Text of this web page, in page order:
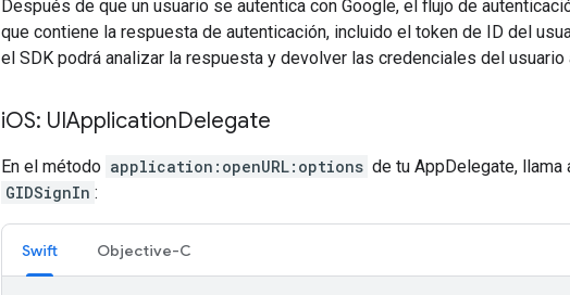
Después de que un usuario se autentica con Google, el flujo de
que contiene la respuesta de autenticación, incluido el token de ID del
el SDK podrá analizar la respuesta y devolver las credenciales del usuario
iOS: UIApplicationDelegate
En el método application:openURL:options de tu AppDelegate, llama
GIDSignIn :
Swift Objective-C